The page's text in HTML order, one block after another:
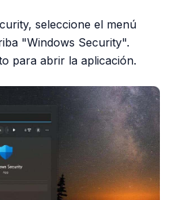
seleccione el menú
"Windows Security".
para abrir la aplicación.